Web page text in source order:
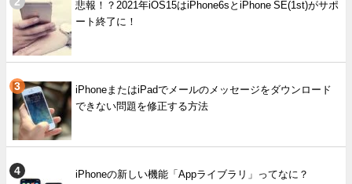
悲報！？2021年iOS15はiPhone6sとiPhone SE(1st)がサポ
ート終了に！
iPhoneまたはiPadでメールのメッセージをダウンロード
できない問題を修正する方法
iPhoneの新しい機能「Appライブラリ」ってなに？